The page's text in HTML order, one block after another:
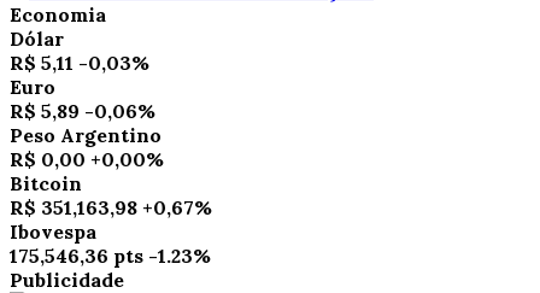
Economia
Dólar
R$ 5,11 -0,03%
Euro
R$ 5,89 -0,06%
Peso Argentino
R$ 0,00 +0,00%
Bitcoin
R$ 351,163,98 +0,67%
Ibovespa
175,546,36 pts -1.23%
Publicidade